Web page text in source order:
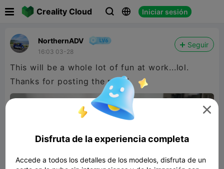
Creality Cloud   Iniciar sesión
NorthernADV
16:03 03-28
Seguir
This will be a whole lot of fun at work...lol.
Thanks for posting the print!

Disfruta de la experiencia completa
Accede a todos los detalles de los modelos, disfruta de un